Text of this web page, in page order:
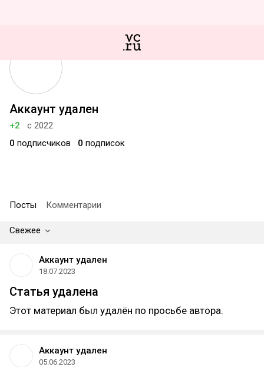
Аккаунт удален
+2
с 2022
0 подписчиков 0 подписок
Посты Комментарии
Свежее
Аккаунт удален
18.07.2023
Статья удалена
Этот материал был удалён по просьбе автора.
Аккаунт удален
05.06.2023